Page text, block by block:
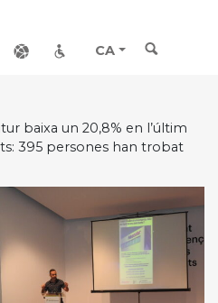
CA
baixa un 20,8% en l’últim
395 persones han trobat